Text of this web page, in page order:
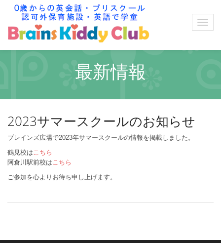
最新情報
2023サマースクールのお知らせ
ブレインズ広場で2023年サマースクールの情報を掲載しました。
鶴見校はこちら
阿倉川駅前校はこちら
ご参加を心よりお待ち申し上げます。